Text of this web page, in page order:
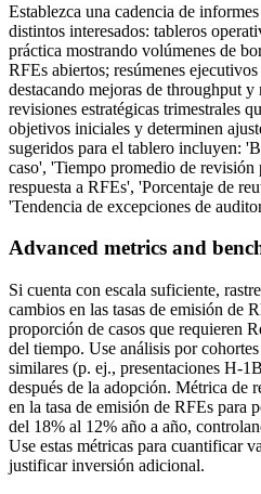
Establezca una cadencia de
distintos interesados: tableros
práctica mostrando volúmenes de
RFEs abiertos; resúmenes
destacando mejoras de throughput
revisiones estratégicas trimestrales
objetivos iniciales y determinen
sugeridos para el tablero incluyen:
caso', 'Tiempo promedio de
respuesta a RFEs', 'Porcentaje de
'Tendencia de excepciones de
Advanced metrics and
Si cuenta con escala suficiente,
cambios en las tasas de emisión de
proporción de casos que requieren
del tiempo. Use análisis por
similares (p. ej., presentaciones H-
después de la adopción. Métrica de
en la tasa de emisión de RFEs para
del 18% al 12% año a año,
Use estas métricas para cuantificar
justificar inversión adicional.